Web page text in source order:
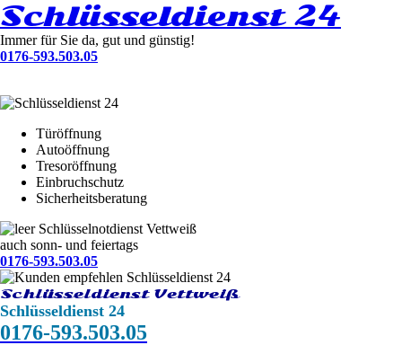
Schlüsseldienst 24
Immer für Sie da, gut und günstig!
0176-593.503.05
Türöffnung
Autoöffnung
Tresoröffnung
Einbruchschutz
Sicherheitsberatung
Schlüsselnotdienst Vettweiß
auch sonn- und feiertags
0176-593.503.05
Schlüsseldienst Vettweiß
Schlüsseldienst 24
0176-593.503.05